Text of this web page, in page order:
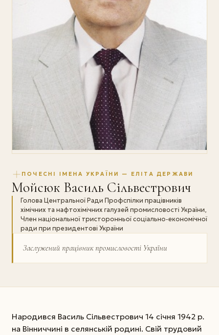
ПОЧЕСНІ ІМЕНА УКРАЇНИ — ЕЛІТА ДЕРЖАВИ
Мойсюк Василь Сільвестрович
Голова Центральної Ради Профспілки працівників
хімічних та нафтохімічних галузей промисловості України,
Член національної тристоронньої соціально-економічної
ради при президентові України
Заслужений працівник промисловості України
Народився Василь Сільвестрович 14 січня 1942 р.
на Вінниччині в селянській родині. Свій трудовий